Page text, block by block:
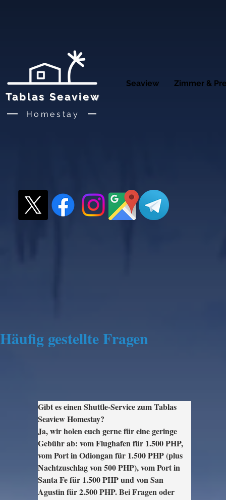
Tablas Seaview
Homestay
Seaview Zimmer &
Häufig gestellte Fragen
Gibt es einen Shuttle-Service zum Tablas
Seaview Homestay?
Ja, wir holen euch gerne für eine geringe
Gebühr ab: vom Flughafen für 1.500 PHP,
vom Port in Odiongan für 1.500 PHP (plus
Nachtzuschlag von 500 PHP), vom Port in
Santa Fe für 1.500 PHP und von San
Agustin für 2.500 PHP. Bei Fragen oder